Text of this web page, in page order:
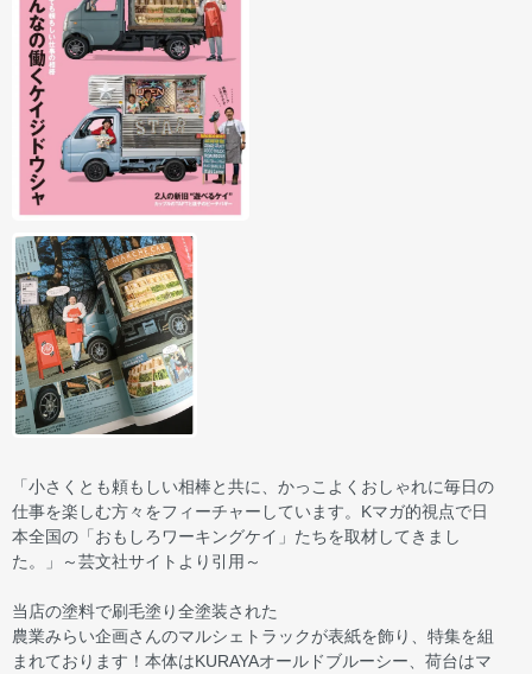
「小さくとも頼もしい相棒と共に、かっこよくおしゃれに毎日の
仕事を楽しむ方々をフィーチャーしています。Kマガ的視点で日
本全国の「おもしろワーキングケイ」たちを取材してきまし
た。」～芸文社サイトより引用～
当店の塗料で刷毛塗り全塗装された
農業みらい企画さんのマルシェトラックが表紙を飾り、特集を組
まれております！本体はKURAYAオールドブルーシー、荷台はマ